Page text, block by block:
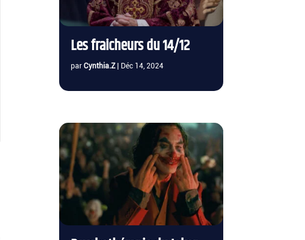
Les fraicheurs du 14/12
par Cynthia.Z| Déc 14, 2024